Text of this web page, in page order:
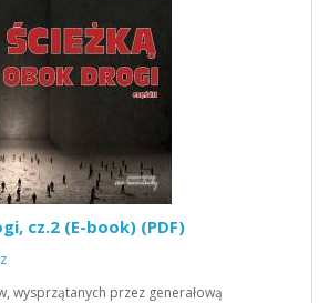
cz.2 (E-book) (PDF)
wysprzątanych przez generałową